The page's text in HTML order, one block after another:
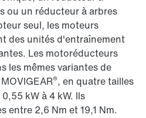
ou un réducteur à arbres
seul, les moteurs
des unités d'entraînement
Les motoréducteurs
les mêmes variantes de
®, en quatre tailles
kW à 4 kW. Ils
entre 2,6 Nm et 19,1 Nm.